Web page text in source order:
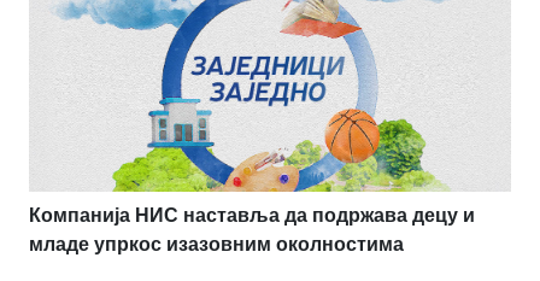
Компанија НИС наставља да подржава децу и
младе упркос изазовним околностима